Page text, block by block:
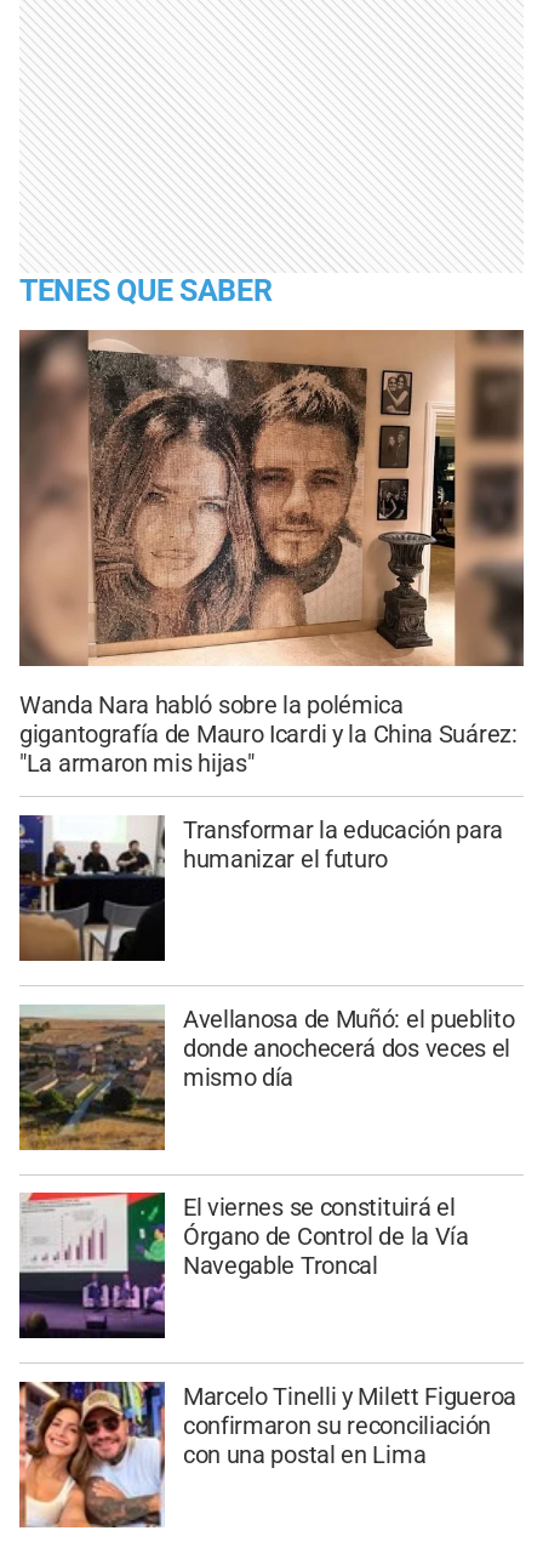
TENES QUE SABER
Wanda Nara habló sobre la polémica
gigantografía de Mauro Icardi y la China Suárez:
"La armaron mis hijas"
Transformar la educación para
humanizar el futuro
Avellanosa de Muñó: el pueblito
donde anochecerá dos veces el
mismo día
El viernes se constituirá el
Órgano de Control de la Vía
Navegable Troncal
Marcelo Tinelli y Milett Figueroa
confirmaron su reconciliación
con una postal en Lima